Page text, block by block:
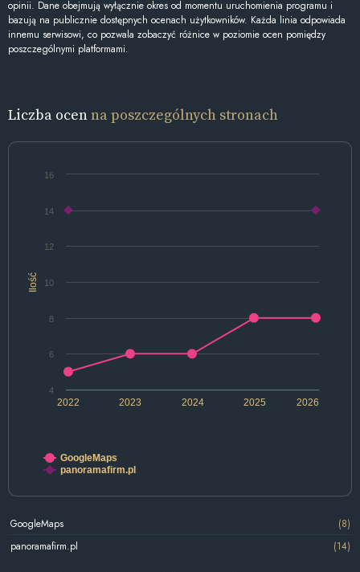
opinii. Dane obejmują wyłącznie okres od momentu uruchomienia programu i
bazują na publicznie dostępnych ocenach użytkowników. Każda linia odpowiada
innemu serwisowi, co pozwala zobaczyć różnice w poziomie ocen pomiędzy
poszczególnymi platformami.
Liczba ocenna poszczególnych stronach
Ilość
2022 2024 2026
2023 2025
4
6
8
10
12
14
16
GoogleMaps
panoramafirm.pl
GoogleMaps
(8)
panoramafirm.pl
(14)